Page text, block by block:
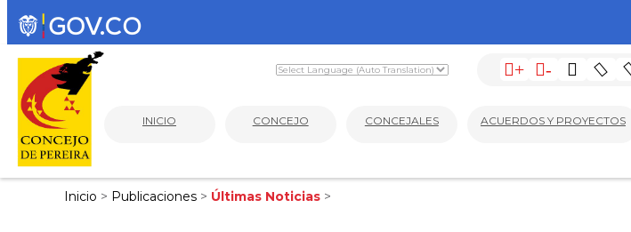
+ -
INICIO CONCEJO CONCEJALES ACUERDOS Y PROYECTOS
Inicio > Publicaciones > Últimas Noticias >